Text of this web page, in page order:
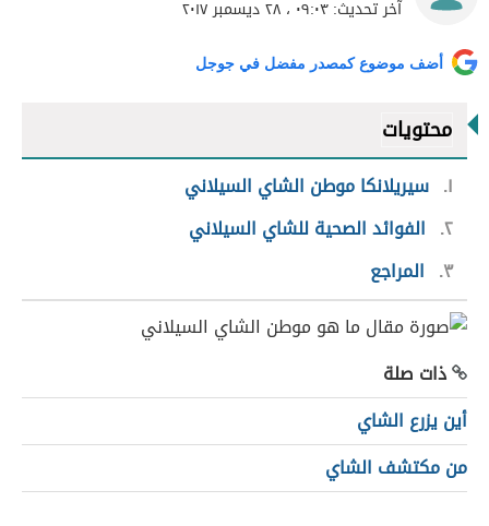
آخر تحديث:٠٩:٠٣ ، ٢٨ ديسمبر ٢٠١٧
أضف موضوع كمصدر مفضل في جوجل
محتويات
١ سيريلانكا موطن الشاي السيلاني
٢ الفوائد الصحية للشاي السيلاني
٣
المراجع
ذات صلة
أين يزرع الشاي
من مكتشف الشاي